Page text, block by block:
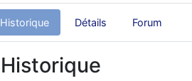
Historique Détails Forum
Historique